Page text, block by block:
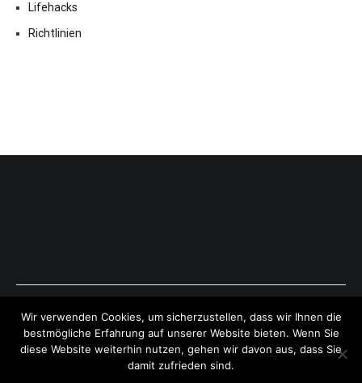
Lifehacks
Richtlinien
Copyright © 2026ExpressAntworten.com. All rights reserved.
Theme:Cenote by ThemeGrill. Powered byWordPress .
Wir verwenden Cookies, um sicherzustellen, dass wir Ihnen die
bestmögliche Erfahrung auf unserer Website bieten. Wenn Sie
diese Website weiterhin nutzen, gehen wir davon aus, dass Sie
damit zufrieden sind.